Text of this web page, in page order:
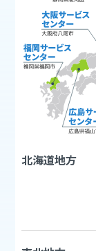
北海道地方